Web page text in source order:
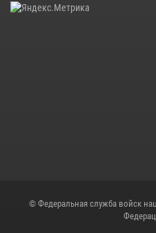
© Федеральная служба войск